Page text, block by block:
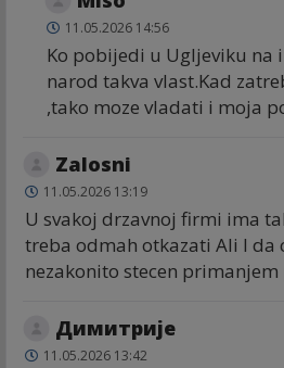
11.05.2026 14:56
Ko pobijedi u Ugljeviku na
narod takva vlast.Kad
,tako moze vladati i moja
Zalosni
11.05.2026 13:19
U svakoj drzavnoj firmi ima
treba odmah otkazati Ali I da
nezakonito stecen primanjem
Димитрије
11.05.2026 13:42